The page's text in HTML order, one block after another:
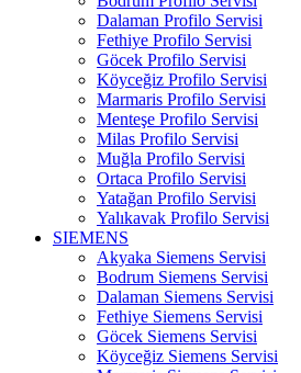
Dalaman Profilo Servisi
Fethiye Profilo Servisi
Göcek Profilo Servisi
Köyceğiz Profilo Servisi
Marmaris Profilo Servisi
Menteşe Profilo Servisi
Milas Profilo Servisi
Muğla Profilo Servisi
Ortaca Profilo Servisi
Yatağan Profilo Servisi
Yalıkavak Profilo Servisi
SIEMENS
Akyaka Siemens Servisi
Bodrum Siemens Servisi
Dalaman Siemens Servisi
Fethiye Siemens Servisi
Göcek Siemens Servisi
Köyceğiz Siemens Servisi